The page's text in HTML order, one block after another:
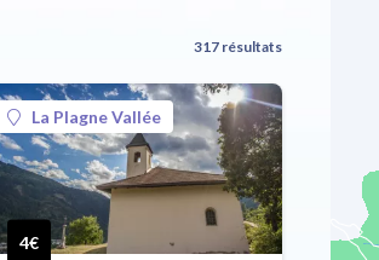
317 résultats
La Plagne Vallée
4€